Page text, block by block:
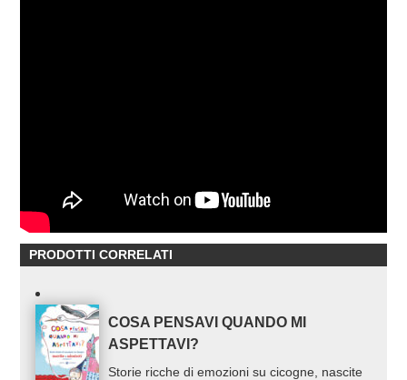
PRODOTTI CORRELATI
COSA PENSAVI QUANDO MI
ASPETTAVI?
Storie ricche di emozioni su cicogne, nascite